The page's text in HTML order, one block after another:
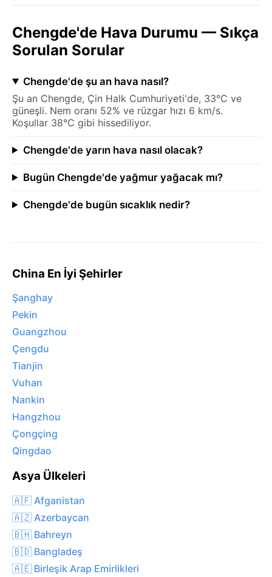
Chengde'de Hava Durumu — Sıkça
Sorulan Sorular
Chengde'de şu an hava nasıl?
Şu an Chengde, Çin Halk Cumhuriyeti'de, 33°C ve
güneşli. Nem oranı 52% ve rüzgar hızı 6 km/s.
Koşullar 38°C gibi hissediliyor.
Chengde'de yarın hava nasıl olacak?
Bugün Chengde'de yağmur yağacak mı?
Chengde'de bugün sıcaklık nedir?
China En İyi Şehirler
Şanghay
Pekin
Guangzhou
Çengdu
Tianjin
Vuhan
Nankin
Hangzhou
Çongçing
Qingdao
Asya Ülkeleri
🇦🇫 Afganistan
🇦🇿 Azerbaycan
🇧🇭 Bahreyn
🇧🇩 Bangladeş
🇦🇪 Birleşik Arap Emirlikleri